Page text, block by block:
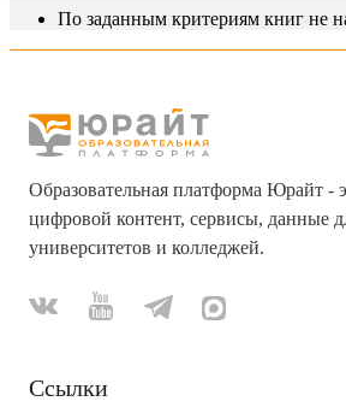
По заданным критериям книг не
Образовательная платформа Юрайт -
цифровой контент, сервисы, данные
университетов и колледжей.
Ссылки